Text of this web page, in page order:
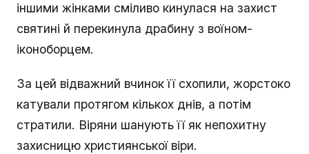
іншими жінками сміливо кинулася на захист
святині й перекинула драбину з воїном-
іконоборцем.
За цей відважний вчинок її схопили, жорстоко
катували протягом кількох днів, а потім
стратили. Віряни шанують її як непохитну
захисницю християнської віри.